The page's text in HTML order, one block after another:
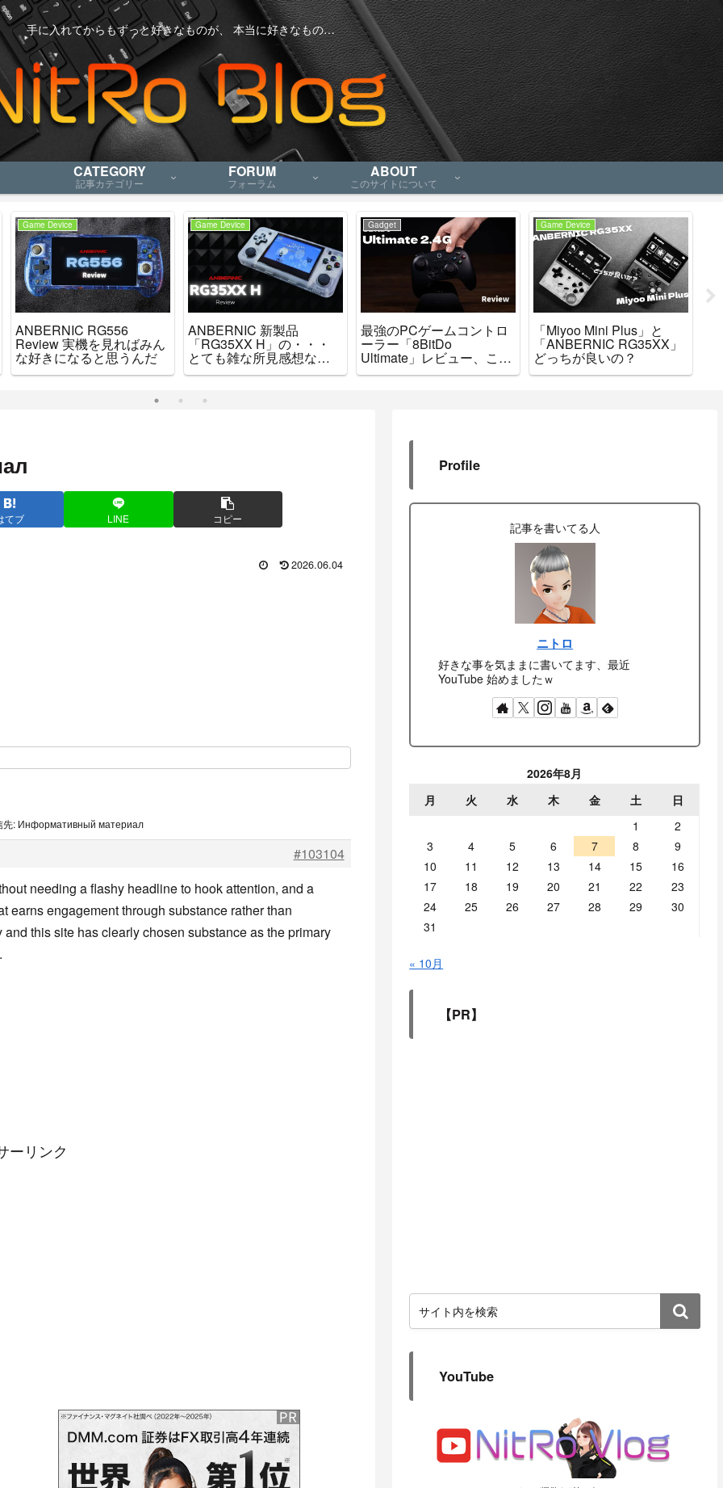
手に入れてからもずっと好きなものが、 本当に好きなもの…
CATEGORY
記事カテゴリー
FORUM
フォーラム
ABOUT
このサイトについて
Game Device
ANBERNIC RG556
Review 実機を見ればみん
な好きになると思うんだ
Game Device
ANBERNIC 新製品
「RG35XX H」の・・・
とても雑な所見感想など
をお知らせします
Gadget
最強のPCゲームコントロ
ーラー「8BitDo
Ultimate」レビュー、これ
で間違いなし
Game Device
「Miyoo Mini Plus」と
「ANBERNIC RG35XX」
どっちが良いの？
てブ LINE コピー
2026.06.04
先: Информативный материал
#103104
needing a flashy headline to hook attention, and a
earns engagement through substance rather than
this site has clearly chosen substance as the primary
ーリンク
Profile
記事を書いてる人
ニトロ
好きな事を気ままに書いてます、最近
YouTube 始めましたｗ
2026年8月
月
火 水 木 金 土
日
1
2
3
4 5 6 7 8
9
10
11 12 13 14 15
16
17
18 19 20 21 22
23
24
25 26 27 28 29
30
31
« 10月
【PR】
YouTube